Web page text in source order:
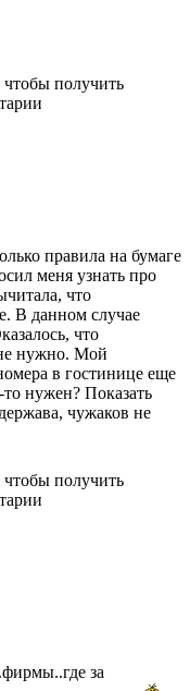
чтобы получить
правила на бумаге
меня узнать про
что
В данном случае
что
нужно. Мой
в гостинице еще
то нужен? Показать
чужаков не
чтобы получить
за